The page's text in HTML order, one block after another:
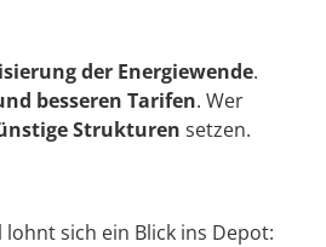
der Energiewende.
besseren Tarifen. Wer
Strukturen setzen.
sich ein Blick ins Depot: